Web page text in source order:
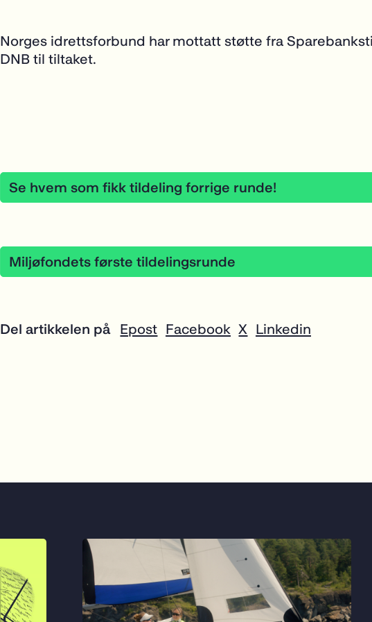
Norges idrettsforbund har mottatt støtte fra
DNB til tiltaket.
Del artikkelen på Epost Facebook X Linkedin